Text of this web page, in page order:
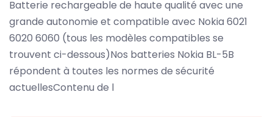
Batterie rechargeable de haute qualité avec une
grande autonomie et compatible avec Nokia 6021
6020 6060 (tous les modèles compatibles se
trouvent ci-dessous)Nos batteries Nokia BL-5B
répondent à toutes les normes de sécurité
actuellesContenu de l